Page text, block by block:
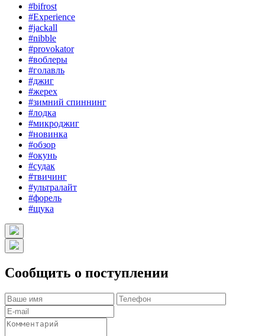
#bifrost
#Experience
#jackall
#nibble
#provokator
#воблеры
#голавль
#джиг
#жерех
#зимний спиннинг
#лодка
#микроджиг
#новинка
#обзор
#окунь
#судак
#твичинг
#ультралайт
#форель
#щука
Сообщить о поступлении